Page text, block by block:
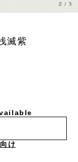
3 / 5
滅紫
け